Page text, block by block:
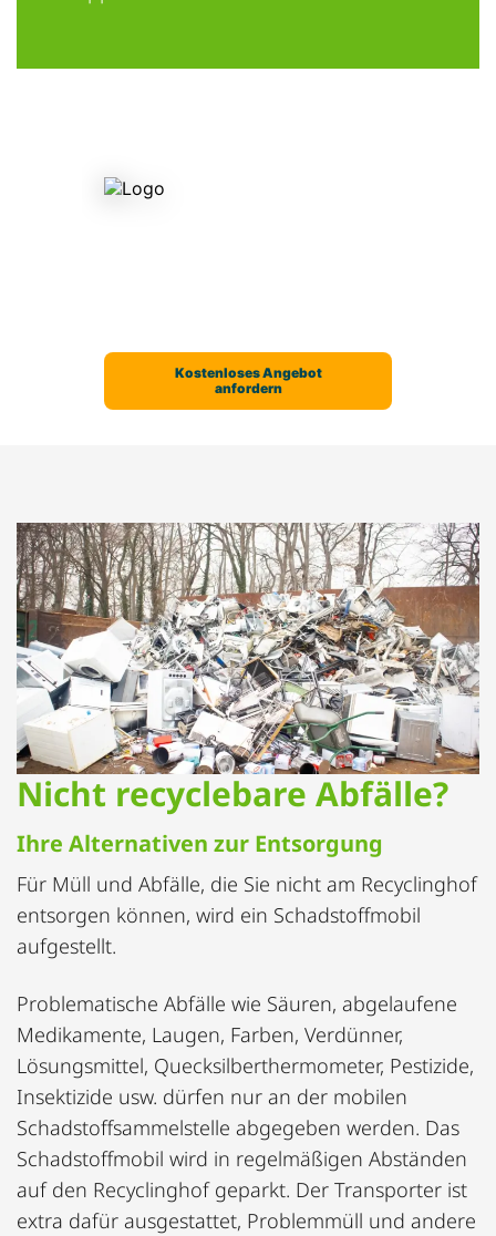
Nicht recyclebare Abfälle?
Ihre Alternativen zur Entsorgung
Für Müll und Abfälle, die Sie nicht am Recyclinghof
entsorgen können, wird ein Schadstoffmobil
aufgestellt.
Problematische Abfälle wie Säuren, abgelaufene
Medikamente, Laugen, Farben, Verdünner,
Lösungsmittel, Quecksilberthermometer, Pestizide,
Insektizide usw. dürfen nur an der mobilen
Schadstoffsammelstelle abgegeben werden. Das
Schadstoffmobil wird in regelmäßigen Abständen
auf den Recyclinghof geparkt. Der Transporter ist
extra dafür ausgestattet, Problemmüll und andere